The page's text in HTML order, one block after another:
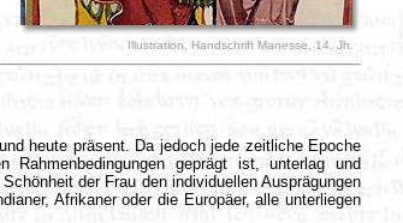
Illustration, Handschrift Manesse, 14. Jh.
heute präsent. Da jedoch jede zeitliche Epoche
geprägt ist, unterlag und
der Frau den individuellen Ausprägungen
Afrikaner oder die Europäer, alle unterliegen